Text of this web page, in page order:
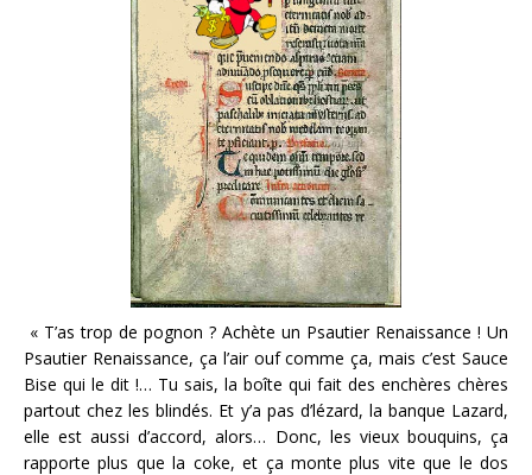
« T’as trop de pognon ? Achète un Psautier Renaissance ! Un
Psautier Renaissance, ça l’air ouf comme ça, mais c’est Sauce
Bise qui le dit !… Tu sais, la boîte qui fait des enchères chères
partout chez les blindés. Et y’a pas d’lézard, la banque Lazard,
elle est aussi d’accord, alors… Donc, les vieux bouquins, ça
rapporte plus que la coke, et ça monte plus vite que le dos